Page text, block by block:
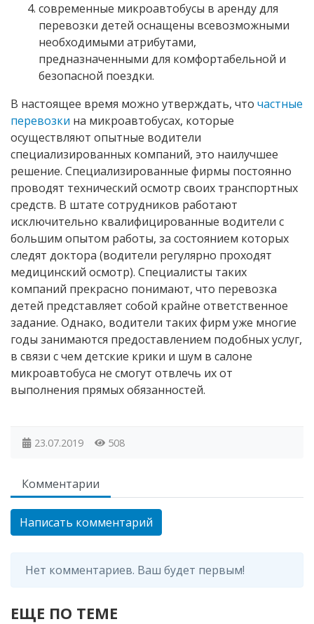
современные микроавтобусы в аренду для
перевозки детей оснащены всевозможными
необходимыми атрибутами,
предназначенными для комфортабельной и
безопасной поездки.
В настоящее время можно утверждать, что частные
перевозки на микроавтобусах, которые
осуществляют опытные водители
специализированных компаний, это наилучшее
решение. Специализированные фирмы постоянно
проводят технический осмотр своих транспортных
средств. В штате сотрудников работают
исключительно квалифицированные водители с
большим опытом работы, за состоянием которых
следят доктора (водители регулярно проходят
медицинский осмотр). Специалисты таких
компаний прекрасно понимают, что перевозка
детей представляет собой крайне ответственное
задание. Однако, водители таких фирм уже многие
годы занимаются предоставлением подобных услуг,
в связи с чем детские крики и шум в салоне
микроавтобуса не смогут отвлечь их от
выполнения прямых обязанностей.
23.07.2019 508
Комментарии
Написать комментарий
Нет комментариев. Ваш будет первым!
ЕЩЕ ПО ТЕМЕ